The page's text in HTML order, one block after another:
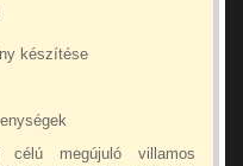
készítése
célú megújuló villamos